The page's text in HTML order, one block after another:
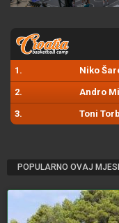
1. Niko
2. Andro
3. Toni
POPULARNO OVAJ